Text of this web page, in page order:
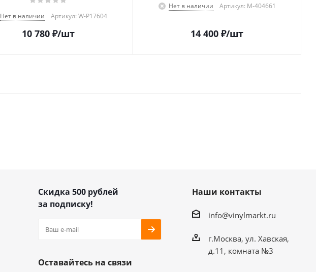
Нет в наличии Артикул: W-P17604
10 780 ₽/шт
Нет в наличии Артикул: M-404661
14 400 ₽/шт
Скидка 500 рублей
за подписку!
Оставайтесь на связи
Наши контакты
info@vinylmarkt.ru
г.Москва, ул. Хавская,
д.11, комната №3